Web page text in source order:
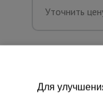
Уточнить
Для